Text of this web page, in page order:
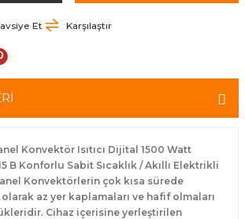
Et Karşılaştır
Konvektör Isıtıcı Dijital 1500 Watt
B Konforlu Sabit Sıcaklık / Akıllı Elektrikli
Konvektörlerin çok kısa sürede
olarak az yer kaplamaları ve hafif olmaları
Cihaz içerisine yerleştirilen